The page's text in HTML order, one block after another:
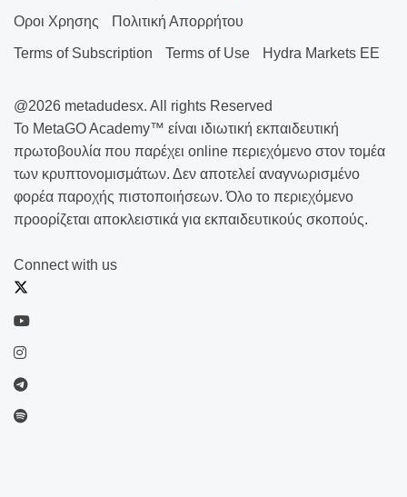
Οροι Χρησης Πολιτική Απορρήτου
Terms of Subscription Terms of Use Hydra Markets EE
@2026 metadudesx. All rights Reserved
Το MetaGO Academy™ είναι ιδιωτική εκπαιδευτική
πρωτοβουλία που παρέχει online περιεχόμενο στον τομέα
των κρυπτονομισμάτων. Δεν αποτελεί αναγνωρισμένο
φορέα παροχής πιστοποιήσεων. Όλο το περιεχόμενο
προορίζεται αποκλειστικά για εκπαιδευτικούς σκοπούς.
Connect with us